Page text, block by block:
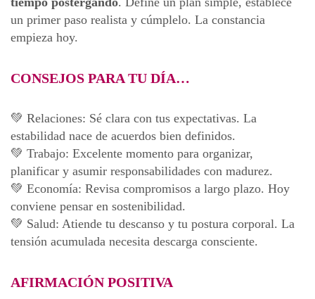
un primer paso realista y cúmplelo. La constancia
empieza hoy.
CONSEJOS PARA TU DÍA…
💚 Relaciones: Sé clara con tus expectativas. La
estabilidad nace de acuerdos bien definidos.
💚 Trabajo: Excelente momento para organizar,
planificar y asumir responsabilidades con madurez.
💚 Economía: Revisa compromisos a largo plazo. Hoy
conviene pensar en sostenibilidad.
💚 Salud: Atiende tu descanso y tu postura corporal. La
tensión acumulada necesita descarga consciente.
AFIRMACIÓN POSITIVA